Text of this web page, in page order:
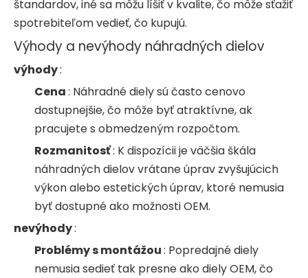
štandardov, iné sa môžu líšiť v kvalite, čo môže sťažiť
spotrebiteľom vedieť, čo kupujú.
Výhody a nevýhody náhradných dielov
výhody:
Cena: Náhradné diely sú často cenovo
dostupnejšie, čo môže byť atraktívne, ak
pracujete s obmedzeným rozpočtom.
Rozmanitosť: K dispozícii je väčšia škála
náhradných dielov vrátane úprav zvyšujúcich
výkon alebo estetických úprav, ktoré nemusia
byť dostupné ako možnosti OEM.
nevýhody:
Problémy s montážou: Popredajné diely
nemusia sedieť tak presne ako diely OEM, čo